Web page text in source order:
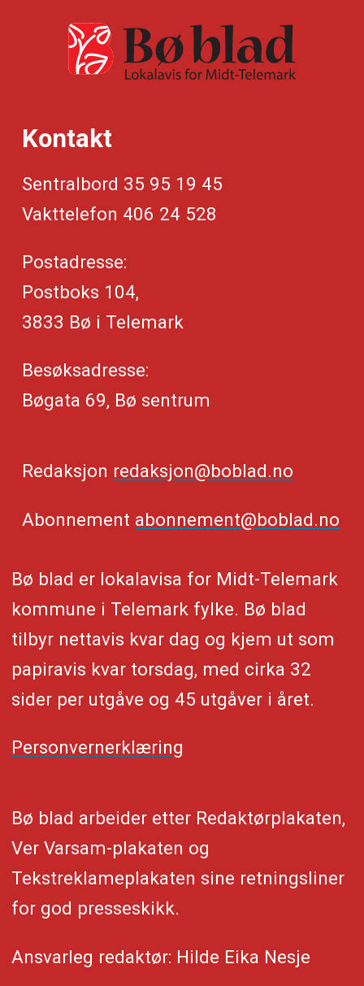
Kontakt
Sentralbord 35 95 19 45
Vakttelefon 406 24 528
Postadresse:
Postboks 104,
3833 Bø i Telemark
Besøksadresse:
Bøgata 69, Bø sentrum
Redaksjon redaksjon@boblad.no
Abonnement abonnement@boblad.no
Bø blad er lokalavisa for Midt-Telemark
kommune i Telemark fylke. Bø blad
tilbyr nettavis kvar dag og kjem ut som
papiravis kvar torsdag, med cirka 32
sider per utgåve og 45 utgåver i året.
Personvernerklæring
Bø blad arbeider etter Redaktørplakaten,
Ver Varsam-plakaten og
Tekstreklameplakaten sine retningsliner
for god presseskikk.
Ansvarleg redaktør: Hilde Eika Nesje